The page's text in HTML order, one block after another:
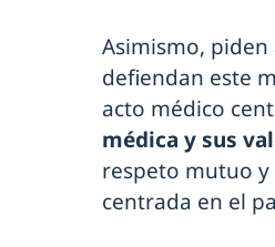
Asimismo,
defiendan este
acto médico
médica y sus
respeto mutuo
centrada en el